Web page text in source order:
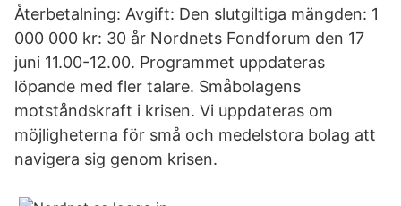
Återbetalning: Avgift: Den slutgiltiga mängden: 1
000 000 kr: 30 år Nordnets Fondforum den 17
juni 11.00-12.00. Programmet uppdateras
löpande med fler talare. Småbolagens
motståndskraft i krisen. Vi uppdateras om
möjligheterna för små och medelstora bolag att
navigera sig genom krisen.